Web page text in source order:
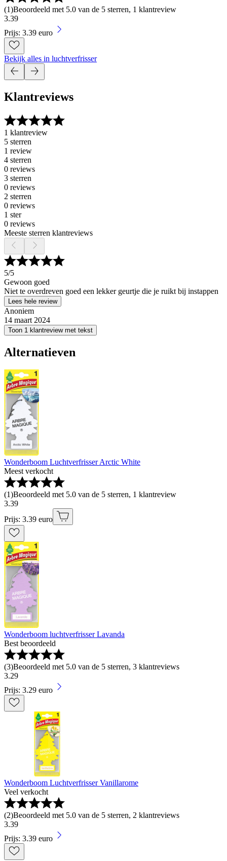
(1)Beoordeeld met 5.0 van de 5 sterren, 1 klantreview
3.39
Prijs: 3.39 euro
Bekijk alles in luchtverfrisser
Klantreviews
1 klantreview
5 sterren
1 review
4 sterren
0 reviews
3 sterren
0 reviews
2 sterren
0 reviews
1 ster
0 reviews
Meeste sterren klantreviews
5/5
Gewoon goed
Niet te overdreven goed een lekker geurtje die je ruikt bij instappen
Lees hele review
Anoniem
14 maart 2024
Toon 1 klantreview met tekst
Alternatieven
Wonderboom Luchtverfrisser Arctic White
Meest verkocht
(1)Beoordeeld met 5.0 van de 5 sterren, 1 klantreview
3.39
Prijs: 3.39 euro
Wonderboom luchtverfrisser Lavanda
Best beoordeeld
(3)Beoordeeld met 5.0 van de 5 sterren, 3 klantreviews
3.29
Prijs: 3.29 euro
Wonderboom Luchtverfrisser Vanillarome
Veel verkocht
(2)Beoordeeld met 5.0 van de 5 sterren, 2 klantreviews
3.39
Prijs: 3.39 euro